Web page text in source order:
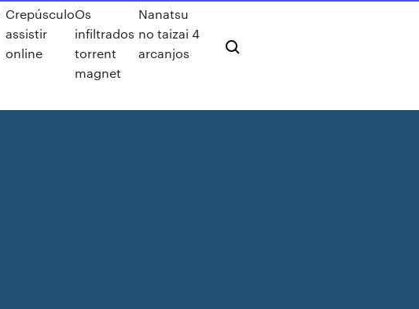
Crepúsculo
assistir
online
Os
infiltrados
torrent
magnet
Nanatsu
no taizai 4
arcanjos